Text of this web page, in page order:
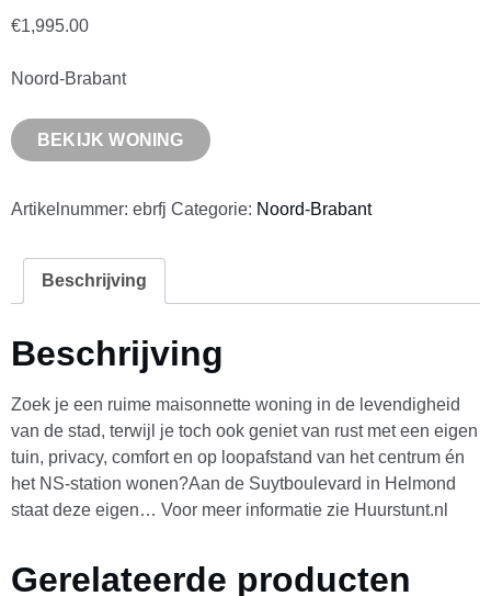
€1,995.00
Noord-Brabant
BEKIJK WONING
Artikelnummer: ebrfj Categorie: Noord-Brabant
Beschrijving
Beschrijving
Zoek je een ruime maisonnette woning in de levendigheid
van de stad, terwijl je toch ook geniet van rust met een eigen
tuin, privacy, comfort en op loopafstand van het centrum én
het NS-station wonen?Aan de Suytboulevard in Helmond
staat deze eigen… Voor meer informatie zie Huurstunt.nl
Gerelateerde producten